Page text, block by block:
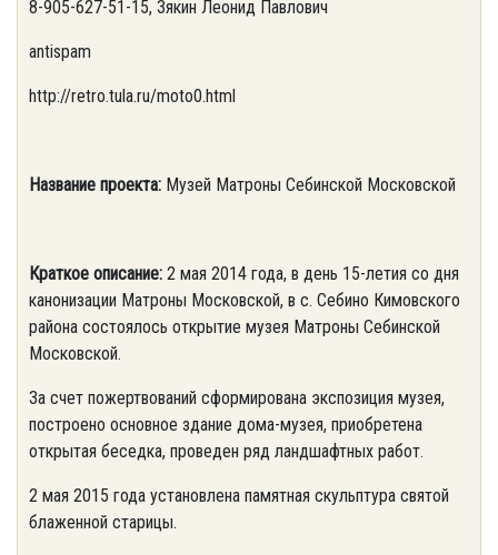
8-905-627-51-15, Зякин Леонид Павлович
antispam
http://retro.tula.ru/moto0.html
Название проекта: Музей Матроны Себинской Московской
Краткое описание: 2 мая 2014 года, в день 15-летия со дня
канонизации Матроны Московской, в с. Себино Кимовского
района состоялось открытие музея Матроны Себинской
Московской.
За счет пожертвований сформирована экспозиция музея,
построено основное здание дома-музея, приобретена
открытая беседка, проведен ряд ландшафтных работ.
2 мая 2015 года установлена памятная скульптура святой
блаженной старицы.